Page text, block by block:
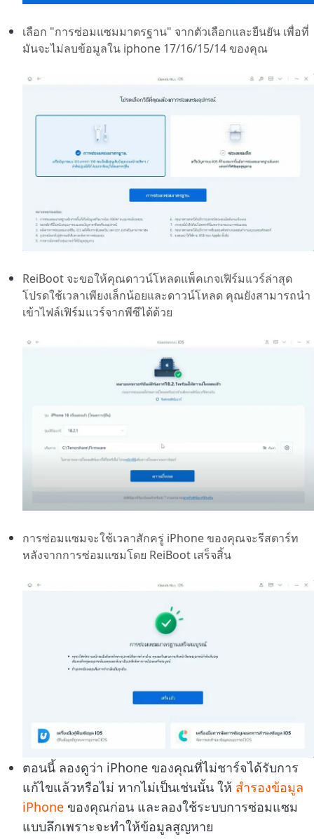
เลือก "การซ่อมแซมมาตรฐาน" จากตัวเลือกและยืนยัน เพื่อที่
มันจะไม่ลบข้อมูลใน iphone 17/16/15/14 ของคุณ
ReiBoot จะขอให้คุณดาวน์โหลดแพ็คเกจเฟิร์มแวร์ล่าสุด
โปรดใช้เวลาเพียงเล็กน้อยและดาวน์โหลด คุณยังสามารถนำ
เข้าไฟล์เฟิร์มแวร์จากพีซีได้ด้วย
การซ่อมแซมจะใช้เวลาสักครู่ iPhone ของคุณจะรีสตาร์ท
หลังจากการซ่อมแซมโดย ReiBoot เสร็จสิ้น
ตอนนี้ ลองดูว่า iPhone ของคุณที่ไม่ชาร์จได้รับการ
แก้ไขแล้วหรือไม่ หากไม่เป็นเช่นนั้น ให้ สำรองข้อมูล
iPhone ของคุณก่อน และลองใช้ระบบการซ่อมแซม
แบบลึกเพราะจะทำให้ข้อมูลสูญหาย